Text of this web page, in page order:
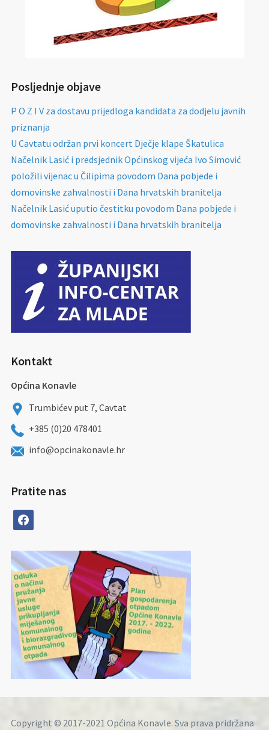
Posljednje objave
P O Z I V za dostavu prijedloga kandidata za dodjelu javnih
priznanja
U Cavtatu održan prvi koncert Dječje klape Škatulica
Načelnik Lasić i predsjednik Općinskog vijeća Ivo Simović
položili vijenac u Čilipima povodom Dana pobjede i
domovinske zahvalnosti i Dana hrvatskih branitelja
Načelnik Lasić uputio čestitku povodom Dana pobjede i
domovinske zahvalnosti i Dana hrvatskih branitelja
Kontakt
Općina Konavle
Trumbićev put 7, Cavtat
+385 (0)20 478401
info@opcinakonavle.hr
Pratite nas
facebook
Copyright © 2017-2021 Općina Konavle. Sva prava pridržana